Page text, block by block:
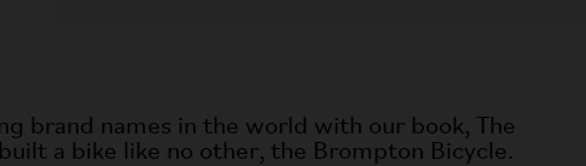
brand names in the world with our book, The
a bike like no other, the Brompton Bicycle.